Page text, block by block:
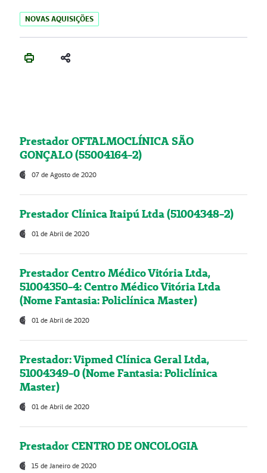
NOVAS AQUISIÇÕES
Prestador OFTALMOCLÍNICA SÃO
GONÇALO (55004164-2)
07 de Agosto de 2020
Prestador Clínica Itaipú Ltda (51004348-2)
01 de Abril de 2020
Prestador Centro Médico Vitória Ltda,
51004350-4: Centro Médico Vitória Ltda
(Nome Fantasia: Policlínica Master)
01 de Abril de 2020
Prestador: Vipmed Clínica Geral Ltda,
51004349-0 (Nome Fantasia: Policlínica
Master)
01 de Abril de 2020
Prestador CENTRO DE ONCOLOGIA
15 de Janeiro de 2020